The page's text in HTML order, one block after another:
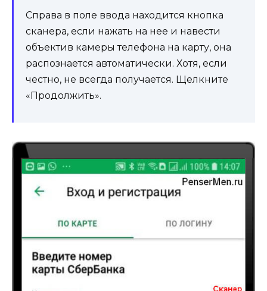
Справа в поле ввода находится кнопка
сканера, если нажать на нее и навести
объектив камеры телефона на карту, она
распознается автоматически. Хотя, если
честно, не всегда получается. Щелкните
«Продолжить».